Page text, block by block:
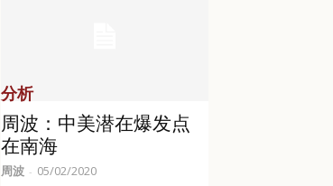
分析
周波：中美潜在爆发点
在南海
周波 - 05/02/2020